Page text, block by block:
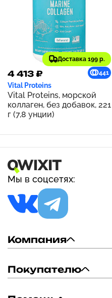
Доставка 199 р.
4 413 ₽ 441
Vital Proteins
Vital Proteins, морской
коллаген, без добавок, 221
г (7,8 унции)
Мы в соцсетях:
Компания
Покупателю